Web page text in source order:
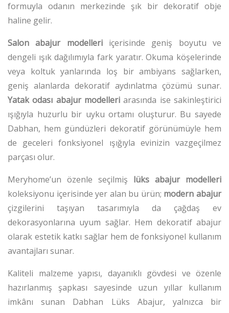
formuyla odanın merkezinde şık bir dekoratif obje
haline gelir.
Salon abajur modelleriiçerisinde geniş boyutu ve
dengeli ışık dağılımıyla fark yaratır. Okuma köşelerinde
veya koltuk yanlarında loş bir ambiyans sağlarken,
geniş alanlarda dekoratif aydınlatma çözümü sunar.
Yatak odası abajur modelleri arasında ise sakinleştirici
ışığıyla huzurlu bir uyku ortamı oluşturur. Bu sayede
Dabhan, hem gündüzleri dekoratif görünümüyle hem
de geceleri fonksiyonel ışığıyla evinizin vazgeçilmez
parçası olur.
Meryhome’un özenle seçilmiş lüks abajur modelleri
koleksiyonu içerisinde yer alan bu ürün; modern abajur
çizgilerini taşıyan tasarımıyla da çağdaş ev
dekorasyonlarına uyum sağlar. Hem dekoratif abajur
olarak estetik katkı sağlar hem de fonksiyonel kullanım
avantajları sunar.
Kaliteli malzeme yapısı, dayanıklı gövdesi ve özenle
hazırlanmış şapkası sayesinde uzun yıllar kullanım
imkânı sunan Dabhan Lüks Abajur, yalnızca bir